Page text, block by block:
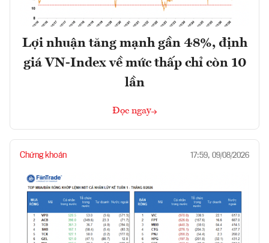
Lợi nhuận tăng mạnh gần 48%, định
giá VN-Index về mức thấp chỉ còn 10
lần
Đọc ngay
Chứng khoán 17:59, 09/08/2026